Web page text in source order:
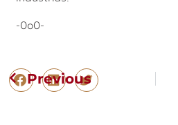
-0o0-
Previous